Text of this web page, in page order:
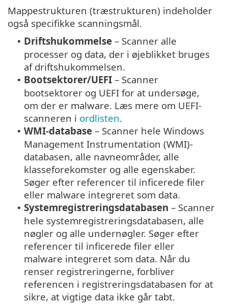
Mappestrukturen (træstrukturen) indeholder
også specifikke scanningsmål.
• Driftshukommelse – Scanner alle
processer og data, der i øjeblikket bruges
af driftshukommelsen.
• Bootsektorer/UEFI – Scanner
bootsektorer og UEFI for at undersøge,
om der er malware. Læs mere om UEFI-
scanneren i ordlisten.
• WMI-database – Scanner hele Windows
Management Instrumentation (WMI)-
databasen, alle navneområder, alle
klasseforekomster og alle egenskaber.
Søger efter referencer til inficerede filer
eller malware integreret som data.
• Systemregistreringsdatabasen – Scanner
hele systemregistreringsdatabasen, alle
nøgler og alle undernøgler. Søger efter
referencer til inficerede filer eller
malware integreret som data. Når du
renser registreringerne, forbliver
referencen i registreringsdatabasen for at
sikre, at vigtige data ikke går tabt.